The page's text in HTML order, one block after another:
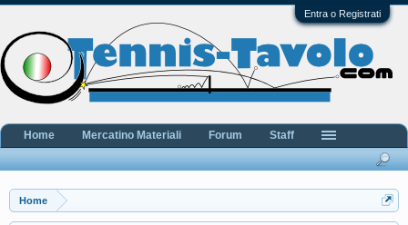
Entra o Registrati
Home
Home Mercatino Materiali Forum Staff